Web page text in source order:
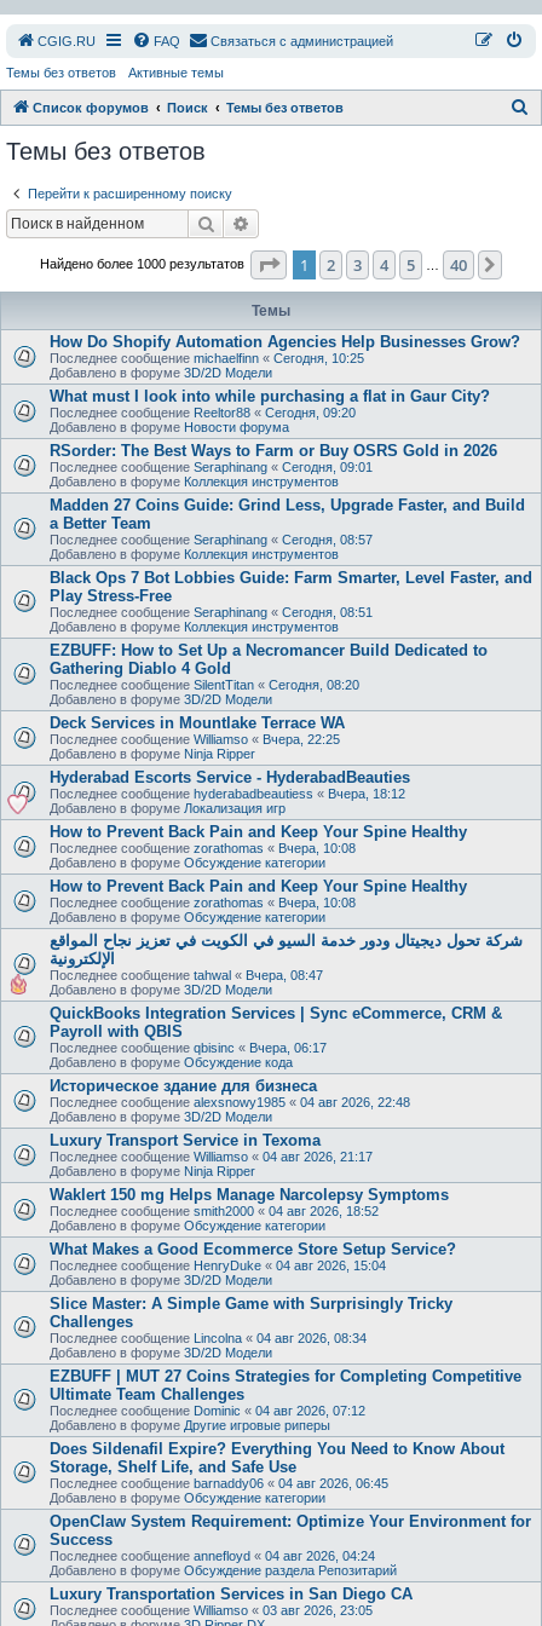
СGIG.RU FAQ Связаться с администрацией
Темы без ответов Активные темы
Список форумов Поиск Темы без ответов
Темы без ответов
Перейти к расширенному поиску
Поиск
Найдено более 1000 результатов Страница из 40
1 2 3 4 5 40
Темы
How Do Shopify Automation Agencies Help Businesses Grow?
Последнее сообщение michaelfinn « Сегодня, 10:25
Добавлено в форуме 3D/2D Модели
What must I look into while purchasing a flat in Gaur City?
Последнее сообщение Reeltor88 « Сегодня, 09:20
Добавлено в форуме Новости форума
RSorder: The Best Ways to Farm or Buy OSRS Gold in 2026
Последнее сообщение Seraphinang « Сегодня, 09:01
Добавлено в форуме Коллекция инструментов
Madden 27 Coins Guide: Grind Less, Upgrade Faster, and Build
a Better Team
Последнее сообщение Seraphinang « Сегодня, 08:57
Добавлено в форуме Коллекция инструментов
Black Ops 7 Bot Lobbies Guide: Farm Smarter, Level Faster, and
Play Stress-Free
Последнее сообщение Seraphinang « Сегодня, 08:51
Добавлено в форуме Коллекция инструментов
EZBUFF: How to Set Up a Necromancer Build Dedicated to
Gathering Diablo 4 Gold
Последнее сообщение SilentTitan « Сегодня, 08:20
Добавлено в форуме 3D/2D Модели
Deck Services in Mountlake Terrace WA
Последнее сообщение Williamso « Вчера, 22:25
Добавлено в форуме Ninja Ripper
Hyderabad Escorts Service - HyderabadBeauties
Последнее сообщение hyderabadbeautiess « Вчера, 18:12
Добавлено в форуме Локализация игр
How to Prevent Back Pain and Keep Your Spine Healthy
Последнее сообщение zorathomas « Вчера, 10:08
Добавлено в форуме Обсуждение категории
How to Prevent Back Pain and Keep Your Spine Healthy
Последнее сообщение zorathomas « Вчера, 10:08
Добавлено в форуме Обсуждение категории
شركة تحول ديجيتال ودور خدمة السيو في الكويت في تعزيز نجاح المواقع
الإلكترونية
Последнее сообщение tahwal « Вчера, 08:47
Добавлено в форуме 3D/2D Модели
QuickBooks Integration Services | Sync eCommerce, CRM &
Payroll with QBIS
Последнее сообщение qbisinc « Вчера, 06:17
Добавлено в форуме Обсуждение кода
Историческое здание для бизнеса
Последнее сообщение alexsnowy1985 « 04 авг 2026, 22:48
Добавлено в форуме 3D/2D Модели
Luxury Transport Service in Texoma
Последнее сообщение Williamso « 04 авг 2026, 21:17
Добавлено в форуме Ninja Ripper
Waklert 150 mg Helps Manage Narcolepsy Symptoms
Последнее сообщение smith2000 « 04 авг 2026, 18:52
Добавлено в форуме Обсуждение категории
What Makes a Good Ecommerce Store Setup Service?
Последнее сообщение HenryDuke « 04 авг 2026, 15:04
Добавлено в форуме 3D/2D Модели
Slice Master: A Simple Game with Surprisingly Tricky
Challenges
Последнее сообщение Lincolna « 04 авг 2026, 08:34
Добавлено в форуме 3D/2D Модели
EZBUFF | MUT 27 Coins Strategies for Completing Competitive
Ultimate Team Challenges
Последнее сообщение Dominic « 04 авг 2026, 07:12
Добавлено в форуме Другие игровые риперы
Does Sildenafil Expire? Everything You Need to Know About
Storage, Shelf Life, and Safe Use
Последнее сообщение barnaddy06 « 04 авг 2026, 06:45
Добавлено в форуме Обсуждение категории
OpenClaw System Requirement: Optimize Your Environment for
Success
Последнее сообщение annefloyd « 04 авг 2026, 04:24
Добавлено в форуме Обсуждение раздела Репозитарий
Luxury Transportation Services in San Diego CA
Последнее сообщение Williamso « 03 авг 2026, 23:05